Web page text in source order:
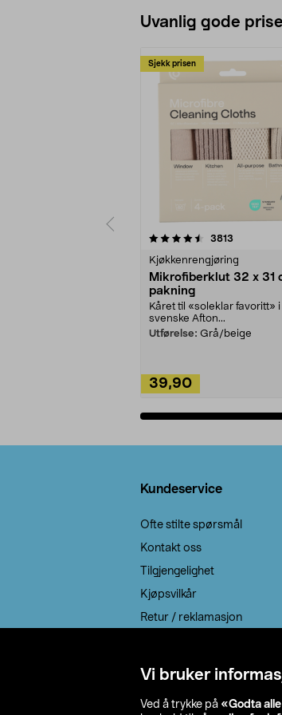
Vi bruker
Ved å trykke på «Godta
Uvanlig gode
Sjekk prisen
3813
Kjøkkenrengjøring
Mikrofiberklut 32 x 31
pakning
Kåret til «soleklar favoritt» i
svenske Afton...
Utførelse: Grå/beige
39,90
4.5av 5 stjerner
Kundeservice
Ofte stilte spørsmål
Kontakt oss
Tilgjengelighet
Kjøpsvilkår
Retur / reklamasjon